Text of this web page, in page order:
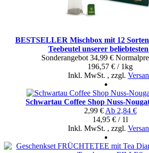
BESTSELLER Mischbox mit 12
Teebeutel unserer
Sonderangebot 34,99 €
196,57 € / 1kg
Inkl. MwSt. , zzgl.
Schwartau Coffee Shop Nuss-
2,99 € Ab 2,84 €
14,95 € / 1l
Inkl. MwSt. , zzgl.